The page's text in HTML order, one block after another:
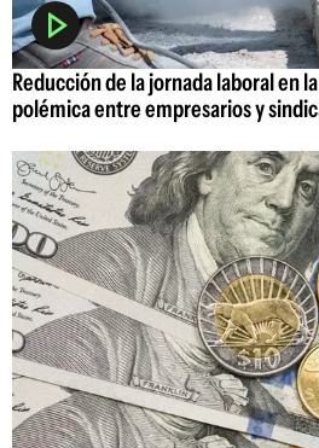
Reducción de la jornada laboral en
polémica entre empresarios y